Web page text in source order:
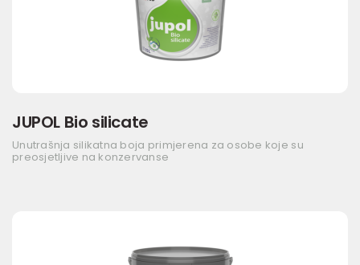
JUPOL Bio silicate
Unutrašnja silikatna boja primjerena za osobe koje su
preosjetljive na konzervanse